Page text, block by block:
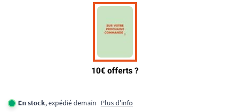
En stock, expédié demain Plus d'info